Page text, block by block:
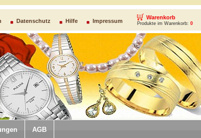
Datenschutz Hilfe Impressum
Warenkorb
Produkte im Warenkorb: 0
AGB